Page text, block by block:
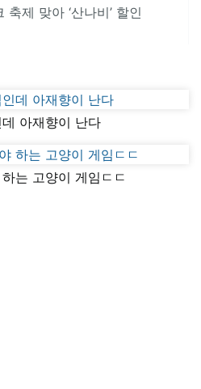
제 맞아 ‘산나비’ 할인
아재향이 난다
는 고양이 게임ㄷㄷ